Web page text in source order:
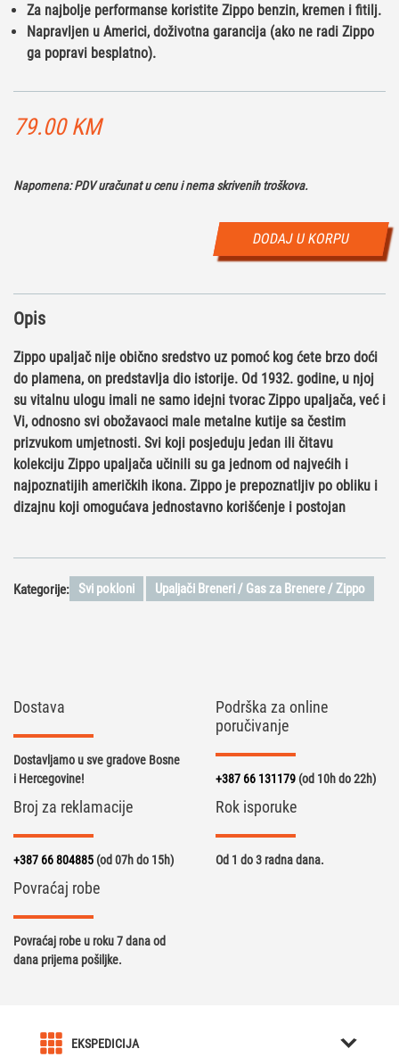
Za najbolje performanse koristite Zippo benzin, kremen i fitilj.
Napravljen u Americi, doživotna garancija (ako ne radi Zippo
ga popravi besplatno).
79.00 KM
Napomena: PDV uračunat u cenu i nema skrivenih troškova.
DODAJ U KORPU
Opis
Zippo upaljač nije obično sredstvo uz pomoć kog ćete brzo doći
do plamena, on predstavlja dio istorije. Od 1932. godine, u njoj
su vitalnu ulogu imali ne samo idejni tvorac Zippo upaljača, već i
Vi, odnosno svi obožavaoci male metalne kutije sa čestim
prizvukom umjetnosti. Svi koji posjeduju jedan ili čitavu
kolekciju Zippo upaljača učinili su ga jednom od najvećih i
najpoznatijih američkih ikona. Zippo je prepoznatljiv po obliku i
dizajnu koji omogućava jednostavno korišćenje i postojan
Kategorije: Svi pokloni Upaljači Breneri / Gas za Brenere / Zippo
Dostava
Dostavljamo u sve gradove Bosne
i Hercegovine!
Podrška za online
poručivanje
+387 66 131179 (od 10h do 22h)
Broj za reklamacije
+387 66 804885 (od 07h do 15h)
Rok isporuke
Od 1 do 3 radna dana.
Povraćaj robe
Povraćaj robe u roku 7 dana od
dana prijema pošiljke.
EKSPEDICIJA